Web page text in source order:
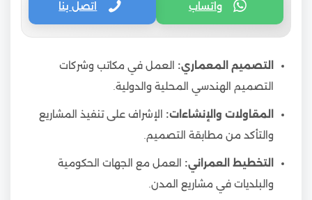
واتساب اتصل بنا
التصميم المعماري: العمل في مكاتب وشركات
التصميم الهندسي المحلية والدولية.
المقاولات والإنشاءات: الإشراف على تنفيذ المشاريع
والتأكد من مطابقة التصميم.
التخطيط العمراني: العمل مع الجهات الحكومية
والبلديات في مشاريع المدن.